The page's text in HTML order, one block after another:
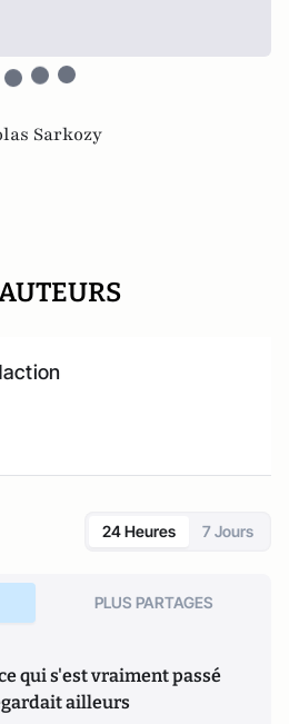
Sarkozy
24 Heures 7 Jours
PLUS PARTAGES
qui s'est vraiment passé
ailleurs